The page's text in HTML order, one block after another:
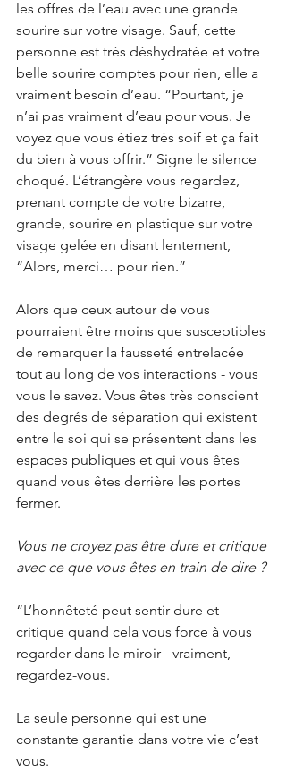
les offres de l’eau avec une grande
sourire sur votre visage. Sauf, cette
personne est très déshydratée et votre
belle sourire comptes pour rien, elle a
vraiment besoin d’eau. “Pourtant, je
n’ai pas vraiment d’eau pour vous. Je
voyez que vous étiez très soif et ça fait
du bien à vous offrir.” Signe le silence
choqué. L’étrangère vous regardez,
prenant compte de votre bizarre,
grande, sourire en plastique sur votre
visage gelée en disant lentement,
“Alors, merci… pour rien.”
Alors que ceux autour de vous
pourraient être moins que susceptibles
de remarquer la fausseté entrelacée
tout au long de vos interactions - vous
vous le savez. Vous êtes très conscient
des degrés de séparation qui existent
entre le soi qui se présentent dans les
espaces publiques et qui vous êtes
quand vous êtes derrière les portes
fermer.
Vous ne croyez pas être dure et critique
avec ce que vous êtes en train de dire ?
“L’honnêteté peut sentir dure et
critique quand cela vous force à vous
regarder dans le miroir - vraiment,
regardez-vous.
La seule personne qui est une
constante garantie dans votre vie c’est
vous.